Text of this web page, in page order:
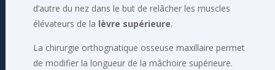
d’autre du nez dans le but de relâcher les muscles
élévateurs de la lèvre supérieure.
La chirurgie orthognatique osseuse maxillaire permet
de modifier la longueur de la mâchoire supérieure.